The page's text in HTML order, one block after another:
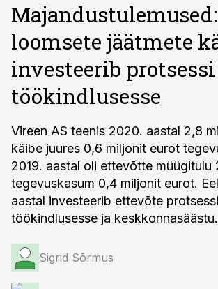
Majandustulemused:
loomsete jäätmete
investeerib protsessi
töökindlusesse
Vireen AS teenis 2020. aastal 2,8
käibe juures 0,6 miljonit eurot
2019. aastal oli ettevõtte müügitulu
tegevuskasum 0,4 miljonit eurot.
aastal investeerib ettevõte
töökindlusesse ja keskkonnasäästu.
Sigrid Sõrmus